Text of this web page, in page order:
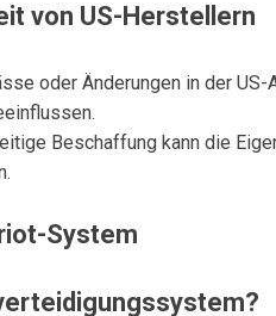
von US-Herstellern
oder Änderungen in der US-
Beschaffung kann die
System